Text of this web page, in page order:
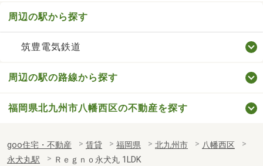
周辺の駅から探す
筑豊電気鉄道
周辺の駅の路線から探す
福岡県北九州市八幡西区の不動産を探す
goo住宅・不動産 賃貸 福岡県 北九州市
八幡西区
永犬丸駅
Ｒｅｇｎｏ永犬丸 1LDK